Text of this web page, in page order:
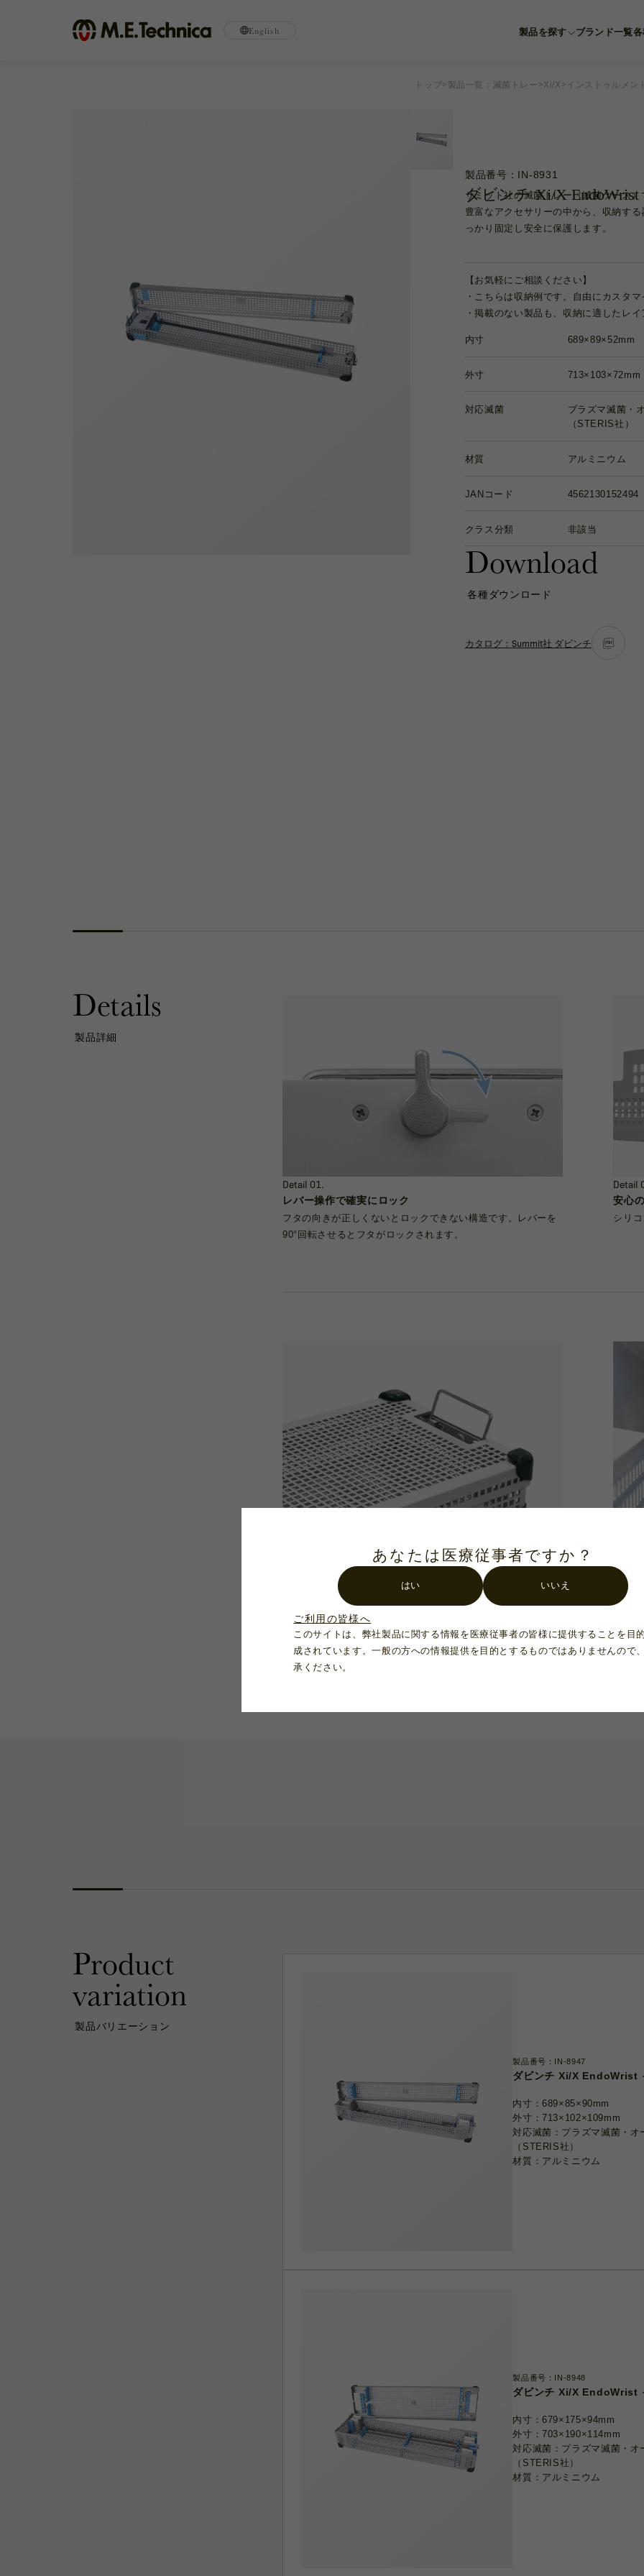
English 製品を探す ブランド一覧
眼科 耳鼻科 獣医科 他科 滅菌トレー
あなたは医療従事者ですか？
はい いいえ
ご利用の皆様へ
このサイトは、弊社製品に関する情報を医療従事者の皆様に提供することを目
成されています。一般の方への情報提供を目的とするものではありませんので
承ください。
トップ 製品一覧：滅菌トレー Xi/X インストゥルメン
製品番号：IN-8931
ダビンチ Xi/X
サミット社の滅菌トレー（滅菌ケース）
豊富なアクセサリーの中から、収納す
っかり固定し安全に保護します。
【お気軽にご相談ください】
・こちらは収納例です。自由にカスタマ
・掲載のない製品も、収納に適したレ
内寸 689×89×52mm
外寸 713×103×72mm
対応滅菌
プラズマ滅菌・
（STERIS社）
材質 アルミニウム
JANコード 4562130152494
クラス分類 非該当
Download
各種ダウンロード
カタログ：Summit社 ダビンチ
Details
製品詳細
Detail 01.
レバー操作で確実にロック
フタの向きが正しくないとロックできない構造です。レバーを
90°回転させるとフタがロックされます。
Detail
安心
シリ
トレーは軽量・堅牢なアルミニウム製。格納式のハンドルが付
いているので安全に持ち運びできます。
器具
柔軟
ます。
Product
variation
製品バリエーション
製品番号：IN-8947
ダビンチ Xi/X EndoWrist
内寸：689×85×90mm
外寸：713×102×109mm
対応滅菌：プラズマ滅菌・
（STERIS社）
材質：アルミニウム
製品番号：IN-8948
ダビンチ Xi/X EndoWrist
内寸：679×175×94mm
外寸：703×190×114mm
対応滅菌：プラズマ滅菌・
（STERIS社）
材質：アルミニウム